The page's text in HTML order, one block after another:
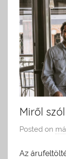
Miről
Posted on
Az